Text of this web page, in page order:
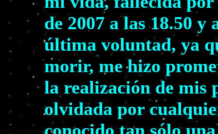
de 2007 a las 18.50
última voluntad, ya
morir, me hizo
la realización de mis
olvidada por